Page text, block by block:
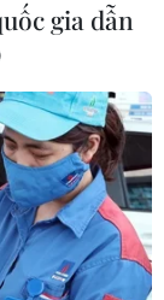
(Vietnam+)
gia dẫn